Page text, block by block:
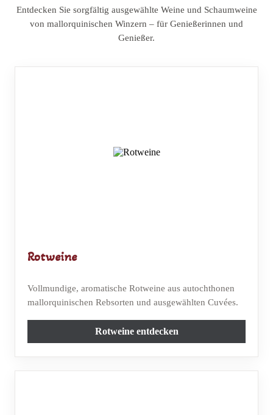
Entdecken Sie sorgfältig ausgewählte Weine und Schaumweine
von mallorquinischen Winzern – für Genießerinnen und
Genießer.
Rotweine
Vollmundige, aromatische Rotweine aus autochthonen
mallorquinischen Rebsorten und ausgewählten Cuvées.
Rotweine entdecken